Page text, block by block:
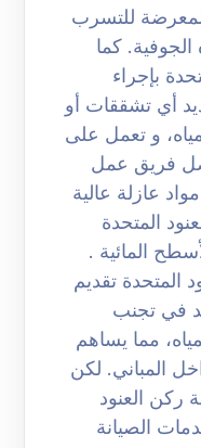
للتسرب
الجوفية. كما
بإجراء
أي تشققات أو
و تعمل على
فريق عمل
عازلة عالية
المتحدة
المائية .
تقديم
في تجنب
مما يساهم
المباني. لكن
ركن العنود
الصيانة